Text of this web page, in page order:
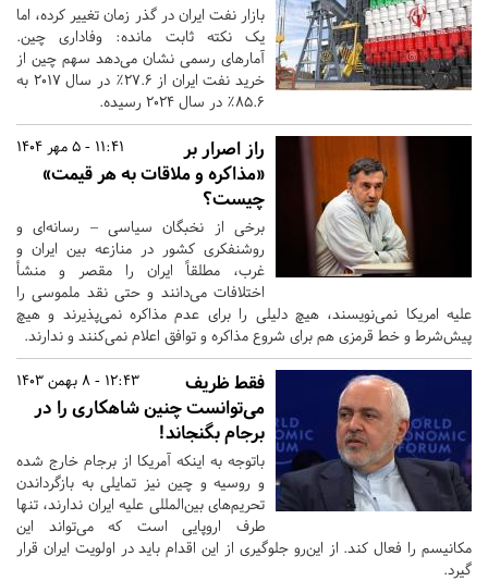
بازار نفت ایران در گذر زمان تغییر کرده، اما
یک نکته ثابت مانده: وفاداری چین.
آمارهای رسمی نشان می‌دهد سهم چین از
خرید نفت ایران از ۲۷.۶٪ در سال ۲۰۱۷ به
۸۵.۶٪ در سال ۲۰۲۴ رسیده.
11:41 - 5 مهر 1404
راز اصرار بر
«مذاکره و ملاقات به هر قیمت»
چیست؟
برخی از نخبگان سیاسی – رسانه‌ای و
روشنفکری کشور در منازعه بین ایران و
غرب، مطلقاً ایران را مقصر و منشأ
اختلافات می‌دانند و حتی نقد ملموسی را
علیه امریکا نمی‌نویسند، هیچ دلیلی را برای عدم مذاکره نمی‌پذیرند و هیچ
پیش‌شرط و خط قرمزی هم برای شروع مذاکره و توافق اعلام نمی‌کنند و ندارند.
12:43 - 8 بهمن 1403
فقط ظریف
می‌توانست چنین شاهکاری را در
برجام بگنجاند!
باتوجه به اینکه آمریکا از برجام خارج شده
و روسیه و چین نیز تمایلی به بازگرداندن
تحریم‌های بین‌المللی علیه ایران ندارند، تنها
طرف اروپایی است که می‌تواند این
مکانیسم را فعال کند. از این‌رو جلوگیری از این اقدام باید در اولویت ایران قرار
گیرد.